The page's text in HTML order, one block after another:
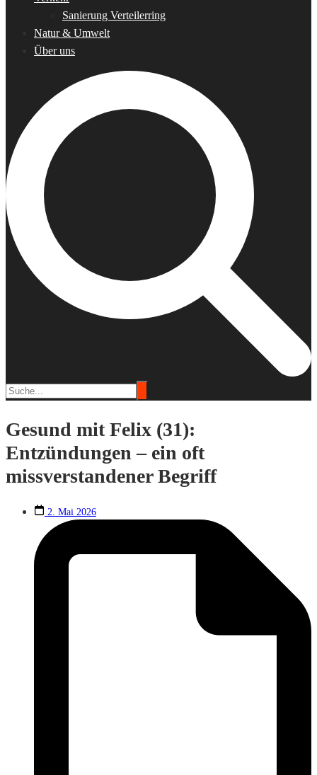
Sanierung Verteilerring
Natur & Umwelt
Über uns
Gesund mit Felix (31):
Entzündungen – ein oft
missverstandener Begriff
2. Mai 2026